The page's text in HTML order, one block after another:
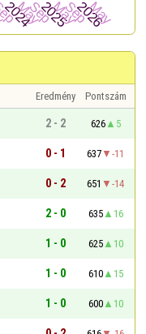
Eredmény
Pontszám
2 - 2 626
5
0 - 1 637
-11
0 - 2 651
-14
2 - 0 635
16
1 - 0 625
10
1 - 0 610
15
1 - 0 600
10